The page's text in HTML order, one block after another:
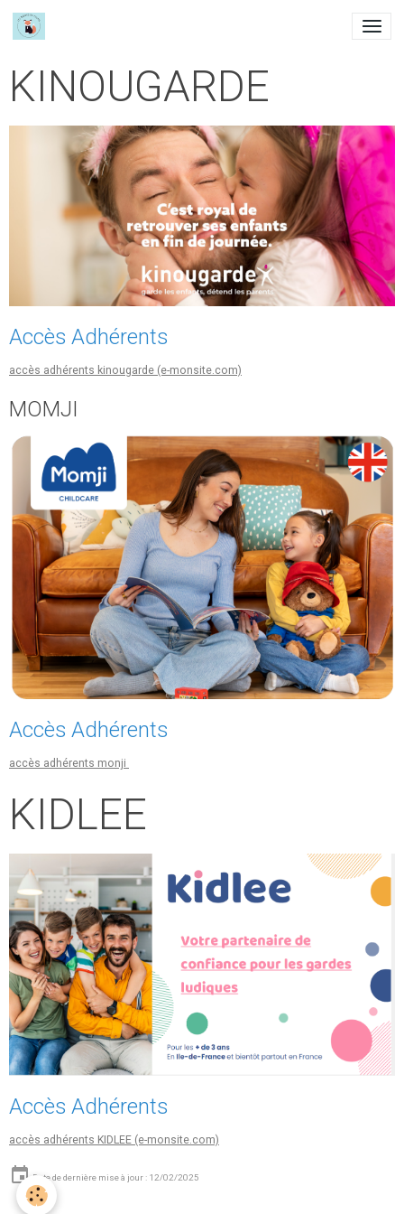
KINOUGARDE
Accès Adhérents
accès adhérents kinougarde (e-monsite.com)
MOMJI
Accès Adhérents
accès adhérents monji
KIDLEE
Accès Adhérents
accès adhérents KIDLEE (e-monsite.com)
Date de dernière mise à jour : 12/02/2025